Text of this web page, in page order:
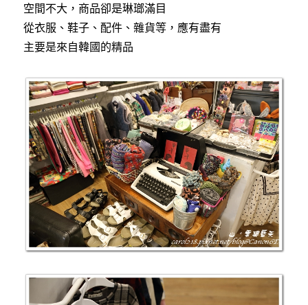
空間不大，商品卻是琳瑯滿目
從衣服、鞋子、配件、雜貨等，應有盡有
主要是來自韓國的精品